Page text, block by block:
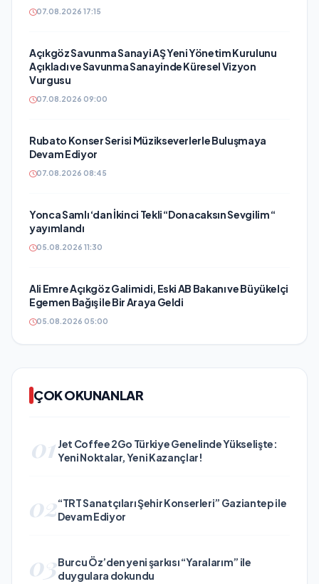
07.08.2026 17:15
Açıkgöz Savunma Sanayi AŞ Yeni Yönetim Kurulunu
Açıkladı ve Savunma Sanayinde Küresel Vizyon
Vurgusu
07.08.2026 09:00
Rubato Konser Serisi Müzikseverlerle Buluşmaya
Devam Ediyor
07.08.2026 08:45
Yonca Samlı ‘dan İkinci Tekli “Donacaksın Sevgilim “
yayımlandı
05.08.2026 11:30
Ali Emre Açıkgöz Galimidi, Eski AB Bakanı ve Büyükelçi
Egemen Bağış ile Bir Araya Geldi
05.08.2026 05:00
ÇOK OKUNANLAR
01 Jet Coffee 2Go Türkiye Genelinde Yükselişte:
Yeni Noktalar, Yeni Kazançlar!
02“TRT Sanatçıları Şehir Konserleri” Gaziantep ile
Devam Ediyor
03Burcu Öz’den yeni şarkısı “Yaralarım” ile
duygulara dokundu